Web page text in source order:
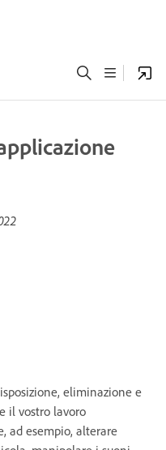
eliminazione e
il vostro lavoro
ad esempio, alterare